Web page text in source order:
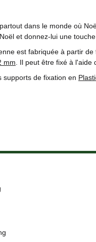
dans le monde où
et donnez-lui une touche
est fabriquée à partir
mm . Il peut être fixé à
supports de fixation en